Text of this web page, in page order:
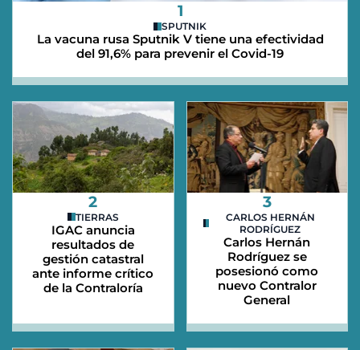
1
SPUTNIK
La vacuna rusa Sputnik V tiene una efectividad
del 91,6% para prevenir el Covid-19
2
TIERRAS
IGAC anuncia
resultados de
gestión catastral
ante informe crítico
de la Contraloría
3
CARLOS HERNÁN
RODRÍGUEZ
Carlos Hernán
Rodríguez se
posesionó como
nuevo Contralor
General